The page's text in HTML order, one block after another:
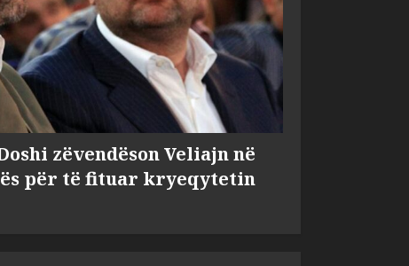
zëvendëson Veliajn në
për të fituar kryeqytetin